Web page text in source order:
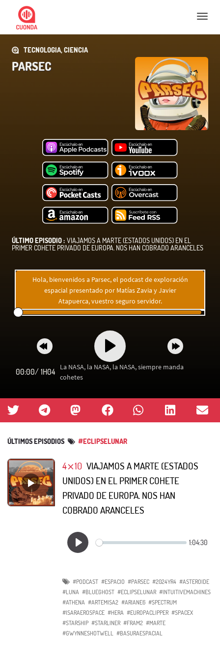
Nav
TECNOLOGIA, CIENCIA
PARSEC
ÚLTIMO EPISODIO : VIAJAMOS A MARTE (ESTADOS UNIDOS) EN EL
PRIMER COHETE PRIVADO DE EUROPA. NOS HAN COBRADO ARANCELES
Hola, bienvenidos a Parsec, el podcast de exploración
espacial presentado por Matías Zavia y Javier
Atapuerca, vuestro seguro servidor.
00:00/ 1H04
La NASA, la NASA, la NASA, siempre manda
cohetes
ÚLTIMOS EPISODIOS #ECLIPSELUNAR
4⨯10 VIAJAMOS A MARTE (ESTADOS
UNIDOS) EN EL PRIMER COHETE
PRIVADO DE EUROPA. NOS HAN
COBRADO ARANCELES
#PODCAST #ESPACIO #PARSEC #2024YR4 #ASTEROIDE
#LUNA #BLUEGHOST #ECLIPSELUNAR #INTUITIVEMACHINES
#ATHENA #ARTEMISA2 #ARIANE6 #SPECTRUM
#ISARAEROSPACE #HERA #EUROPACLIPPER #SPACEX
#STARSHIP #STARLINER #FRAM2 #MARTE
#GWYNNESHOTWELL
#BASURAESPACIAL